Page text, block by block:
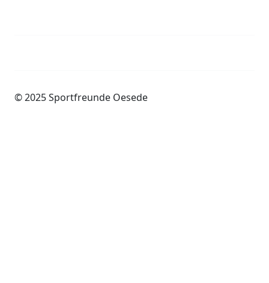
© 2025 Sportfreunde Oesede